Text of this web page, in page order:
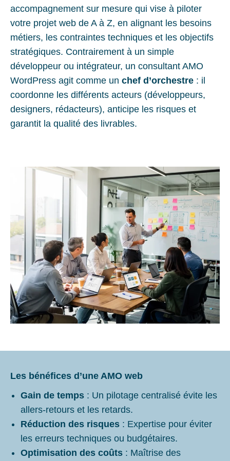
accompagnement sur mesure qui vise à piloter
votre projet web de A à Z, en alignant les besoins
métiers, les contraintes techniques et les objectifs
stratégiques. Contrairement à un simple
développeur ou intégrateur, un consultant AMO
WordPress agit comme un chef d’orchestre : il
coordonne les différents acteurs (développeurs,
designers, rédacteurs), anticipe les risques et
garantit la qualité des livrables.
Les bénéfices d’une AMO web
Gain de temps : Un pilotage centralisé évite les
allers-retours et les retards.
Réduction des risques : Expertise pour éviter
les erreurs techniques ou budgétaires.
Optimisation des coûts : Maîtrise des